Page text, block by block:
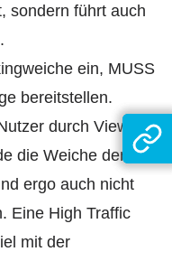
sondern führt auch
ein, MUSS
bereitstellen.
durch View-
die Weiche den
ergo auch nicht
Eine High Traffic
mit der